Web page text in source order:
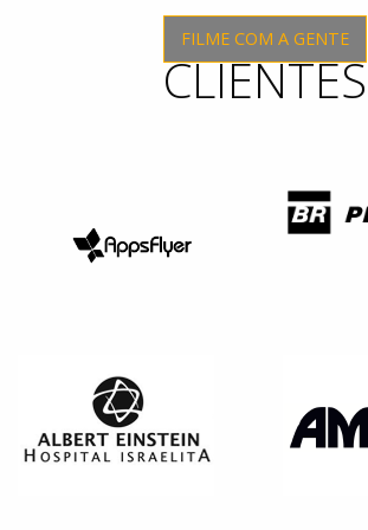
FILME COM A GENTE
CLIENTES